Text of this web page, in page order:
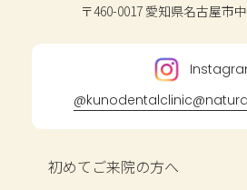
〒460-0017 愛知県名古屋市
@kunodentalclinic
初めてご来院の方へ